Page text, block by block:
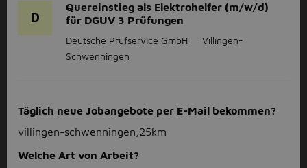
D
Quereinstieg als Elektrohelfer (m/w/d)
für DGUV 3 Prüfungen
Deutsche Prüfservice GmbH
Villingen-
Schwenningen
Täglich neue Jobangebote per E-Mail bekommen?
villingen-schwenningen,25km
Welche Art von Arbeit?